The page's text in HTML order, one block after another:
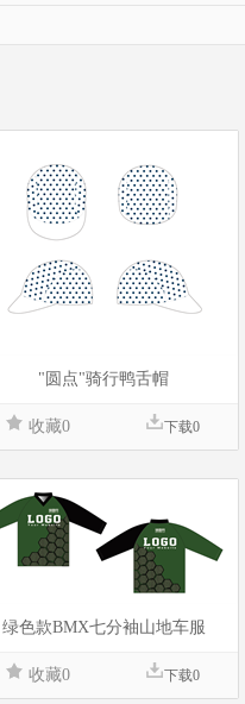
"圆点"骑行鸭舌帽
收藏0 下载0
绿色款BMX七分袖山地车服
收藏0 下载0